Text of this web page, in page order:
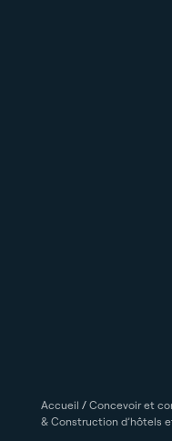
Accueil / Concevoir et
& Construction d’hôtels